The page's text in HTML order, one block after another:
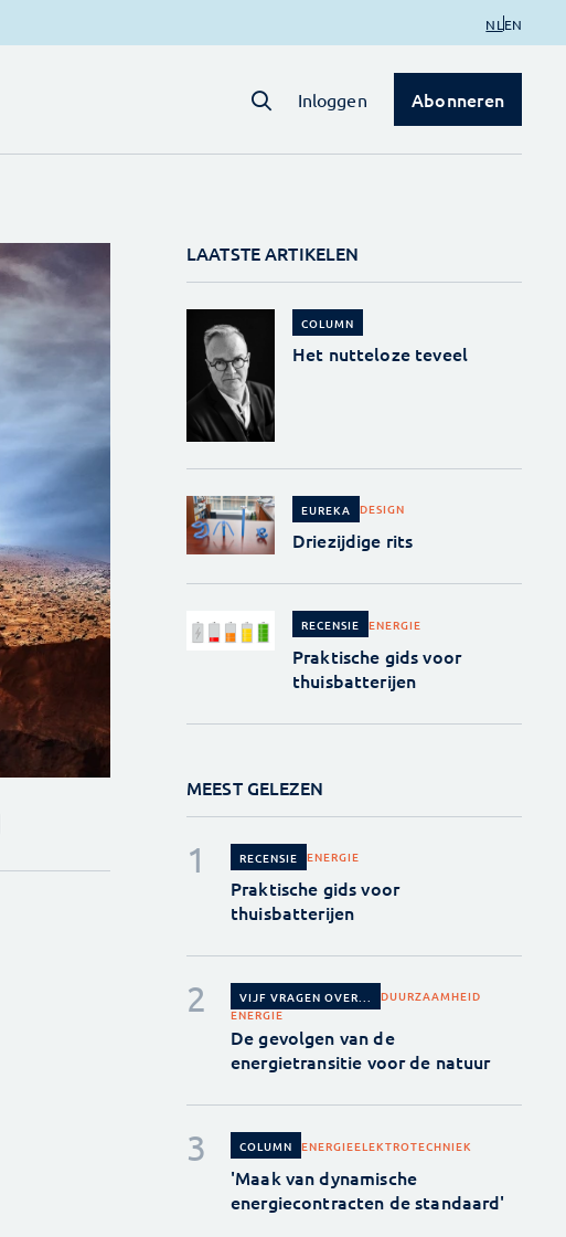
NL EN
Inloggen Abonneren
LAATSTE ARTIKELEN
COLUMN
Het nutteloze teveel
EUREKA DESIGN
Driezijdige rits
RECENSIE ENERGIE
Praktische gids voor
thuisbatterijen
MEEST GELEZEN
RECENSIE ENERGIE
Praktische gids voor
thuisbatterijen
VIJF VRAGEN OVER...
DUURZAAMHEID
ENERGIE
De gevolgen van de
energietransitie voor de natuur
COLUMN ENERGIEELEKTROTECHNIEK
'Maak van dynamische
energiecontracten de standaard'